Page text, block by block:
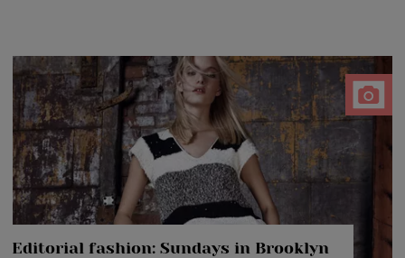
Editorial fashion: Sundays in Brooklyn